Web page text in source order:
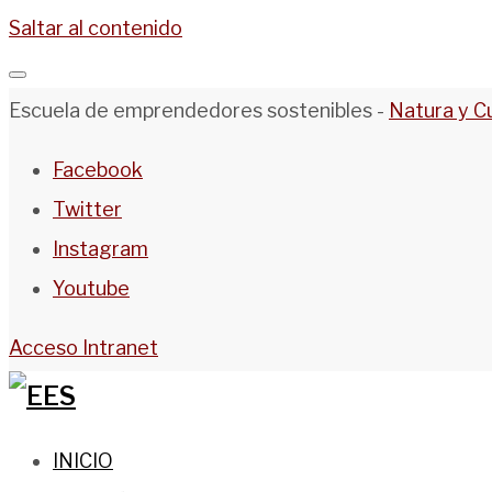
Saltar al contenido
Escuela de emprendedores sostenibles - Natura y
Facebook
Twitter
Instagram
Youtube
Acceso Intranet
INICIO